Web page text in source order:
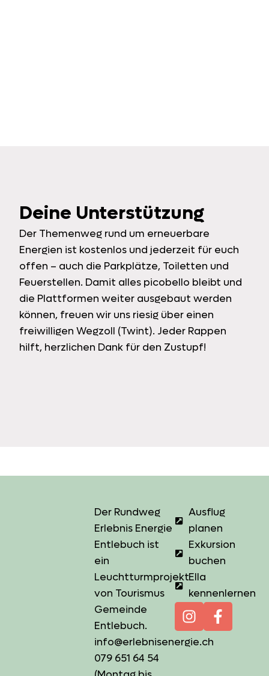
Deine Unterstützung
Der Themenweg rund um erneuerbare
Energien ist kostenlos und jederzeit für euch
offen – auch die Parkplätze, Toiletten und
Feuerstellen. Damit alles picobello bleibt und
die Plattformen weiter ausgebaut werden
können, freuen wir uns riesig über einen
freiwilligen Wegzoll (Twint). Jeder Rappen
hilft, herzlichen Dank für den Zustupf!
Der Rundweg
Erlebnis Energie
Entlebuch ist
ein
Leuchtturmprojekt
von Tourismus
Gemeinde
Entlebuch.
info@erlebnisenergie.ch
079 651 64 54
Ausflug
planen
Exkursion
buchen
Ella
kennenlernen